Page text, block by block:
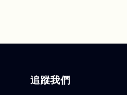
追蹤我們